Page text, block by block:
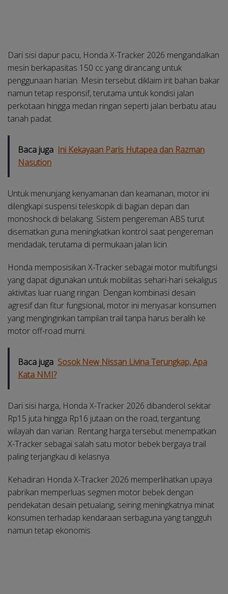
Dari sisi dapur pacu, Honda X-Tracker 2026 mengandalkan
mesin berkapasitas 150 cc yang dirancang untuk
penggunaan harian. Mesin tersebut diklaim irit bahan bakar
namun tetap responsif, terutama untuk kondisi jalan
perkotaan hingga medan ringan seperti jalan berbatu atau
tanah padat.
Baca juga Ini Kekayaan Paris Hutapea dan Razman
Nasution
Untuk menunjang kenyamanan dan keamanan, motor ini
dilengkapi suspensi teleskopik di bagian depan dan
monoshock di belakang. Sistem pengereman ABS turut
disematkan guna meningkatkan kontrol saat pengereman
mendadak, terutama di permukaan jalan licin.
Honda memposisikan X-Tracker sebagai motor multifungsi
yang dapat digunakan untuk mobilitas sehari-hari sekaligus
aktivitas luar ruang ringan. Dengan kombinasi desain
agresif dan fitur fungsional, motor ini menyasar konsumen
yang menginginkan tampilan trail tanpa harus beralih ke
motor off-road murni.
Baca juga Sosok New Nissan Livina Terungkap, Apa
Kata NMI?
Dari sisi harga, Honda X-Tracker 2026 dibanderol sekitar
Rp15 juta hingga Rp16 jutaan on the road, tergantung
wilayah dan varian. Rentang harga tersebut menempatkan
X-Tracker sebagai salah satu motor bebek bergaya trail
paling terjangkau di kelasnya.
Kehadiran Honda X-Tracker 2026 memperlihatkan upaya
pabrikan memperluas segmen motor bebek dengan
pendekatan desain petualang, seiring meningkatnya minat
konsumen terhadap kendaraan serbaguna yang tangguh
namun tetap ekonomis.